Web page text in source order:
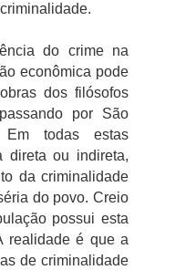
do crime na
econômica pode
dos filósofos
por São
todas estas
direta ou indireta,
da criminalidade
do povo. Creio
possui esta
realidade é que a
de criminalidade